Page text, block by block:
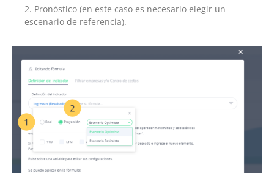
Pronóstico (en este caso es necesario elegir un
escenario de referencia).